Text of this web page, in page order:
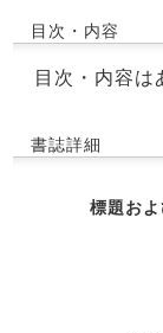
目次・内容
目次・内容は
書誌詳細
標題お